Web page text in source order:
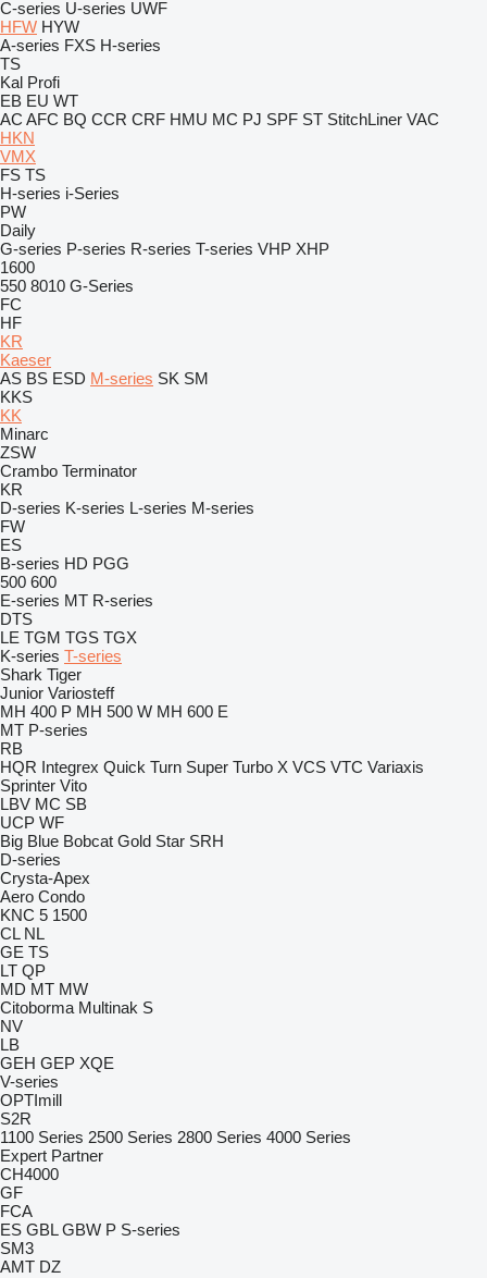
C-series U-series UWF
HFW HYW
A-series FXS H-series
TS
Kal Profi
EB EU WT
AC AFC BQ CCR CRF HMU MC PJ SPF ST StitchLiner VAC
HKN
VMX
FS TS
H-series i-Series
PW
Daily
G-series P-series R-series T-series VHP XHP
1600
550 8010 G-Series
FC
HF
KR
Kaeser
AS BS ESD M-series SK SM
KKS
KK
Minarc
ZSW
Crambo Terminator
KR
D-series K-series L-series M-series
FW
ES
B-series HD PGG
500 600
E-series MT R-series
DTS
LE TGM TGS TGX
K-series T-series
Shark Tiger
Junior Variosteff
MH 400 P MH 500 W MH 600 E
MT P-series
RB
HQR Integrex Quick Turn Super Turbo X VCS VTC Variaxis
Sprinter Vito
LBV MC SB
UCP WF
Big Blue Bobcat Gold Star SRH
D-series
Crysta-Apex
Aero Condo
KNC 5 1500
CL NL
GE TS
LT QP
MD MT MW
Citoborma Multinak S
NV
LB
GEH GEP XQE
V-series
OPTImill
S2R
1100 Series 2500 Series 2800 Series 4000 Series
Expert Partner
CH4000
GF
FCA
ES GBL GBW P S-series
SM3
AMT DZ